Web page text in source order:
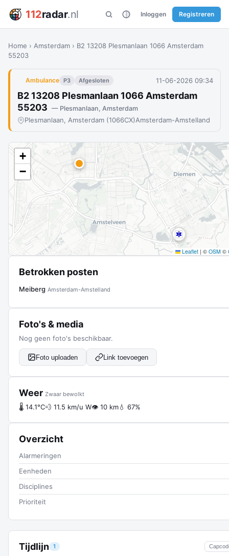
112radar.nl Inloggen Registreren
Home › Amsterdam › B2 13208 Plesmanlaan 1066 Amsterdam
55203
Ambulance P3 Afgesloten 11-06-2026 09:34
B2 13208 Plesmanlaan 1066 Amsterdam
55203 — Plesmanlaan, Amsterdam
Plesmanlaan, Amsterdam (1066CX)Amsterdam-Amstelland
Tijdlijn 1
+
−
Leaflet | © OSM ©
Betrokken posten
Meiberg Amsterdam-Amstelland
Foto's & media
Nog geen foto's beschikbaar.
Foto uploaden Link toevoegen
Weer Zwaar bewolkt
🌡 14.1°C💨 11.5 km/u W👁 10 km💧 67%
Overzicht
Alarmeringen
Eenheden
Disciplines
Prioriteit